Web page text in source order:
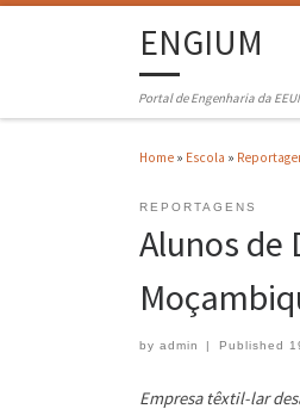
ENGIUM
Portal de Engenharia da
Home » Escola »
REPORTAGENS
Alunos de
by admin | Published
Empresa têxtil-lar